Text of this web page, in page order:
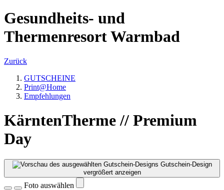
Gesundheits- und
Thermenresort Warmbad
Zurück
GUTSCHEINE
Print@Home
Empfehlungen
KärntenTherme // Premium
Day
Gutschein-Design
vergrößert anzeigen
Foto auswählen